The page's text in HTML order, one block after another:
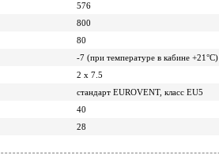
576
800
80
-7 (при температуре в кабине +21°С)
2 х 7.5
стандарт EUROVENT, класс EU5
40
28